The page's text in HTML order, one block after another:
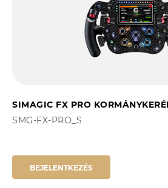
SIMAGIC FX PRO
SMG-FX-PRO_S
BEJELENTKEZÉS